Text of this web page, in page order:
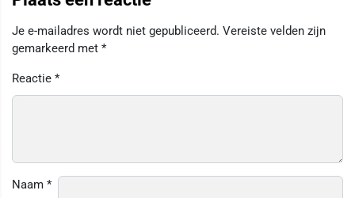
Je e-mailadres wordt niet gepubliceerd. Vereiste velden zijn
gemarkeerd met *
Reactie *
Naam *